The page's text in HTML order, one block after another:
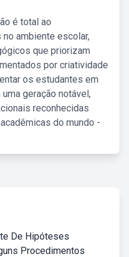
é total ao
ambiente escolar,
que priorizam
por criatividade
os estudantes em
geração notável,
reconhecidas
do mundo -
De Hipóteses
Procedimentos